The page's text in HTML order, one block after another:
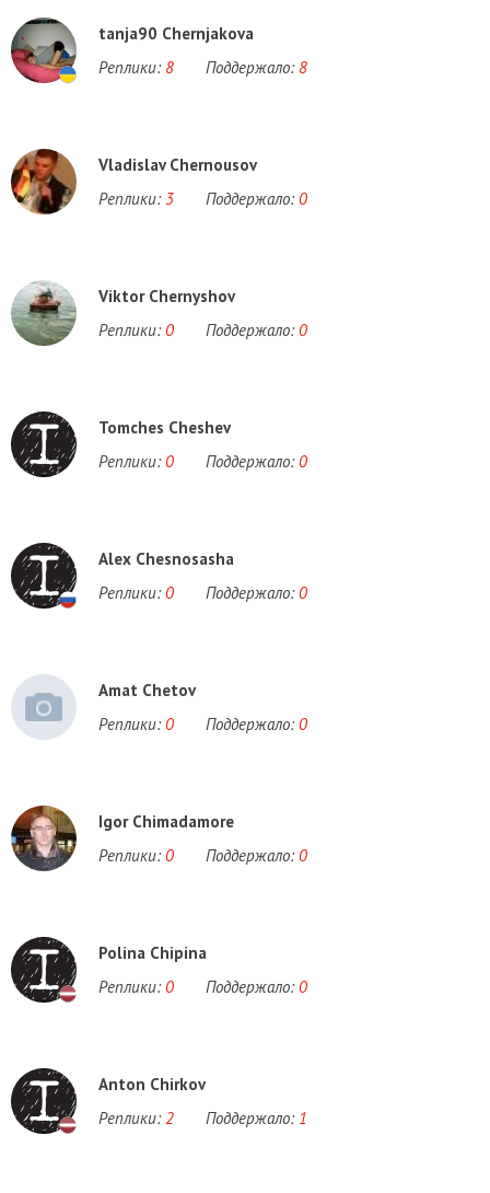
tanja90 Chernjakova
Реплики: 8 Поддержало: 8
Vladislav Chernousov
Реплики: 3 Поддержало: 0
Viktor Chernyshov
Реплики: 0 Поддержало: 0
Tomches Cheshev
Реплики: 0 Поддержало: 0
Alex Chesnosasha
Реплики: 0 Поддержало: 0
Amat Chetov
Реплики: 0 Поддержало: 0
Igor Chimadamore
Реплики: 0 Поддержало: 0
Polina Chipina
Реплики: 0 Поддержало: 0
Anton Chirkov
Реплики: 2 Поддержало: 1